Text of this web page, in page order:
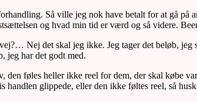
Så ville jeg nok have betalt for at gå på
og hvad min tid er værd og så videre.
Nej det skal jeg ikke. Jeg tager det beløb, jeg
jeg har det godt med.
den føles heller ikke reel for dem, der skal købe
glippede, eller den ikke føltes reel, så